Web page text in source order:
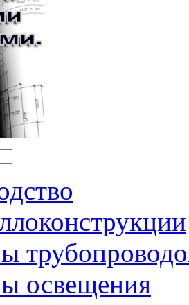
освещения